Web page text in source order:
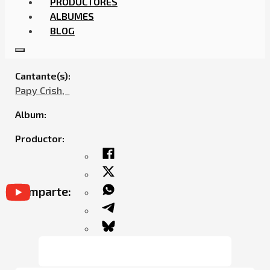
ALBUMES
BLOG
Cantante(s):
Papy Crish,ㅤㅤ
Album:
Productor:
Comparte: